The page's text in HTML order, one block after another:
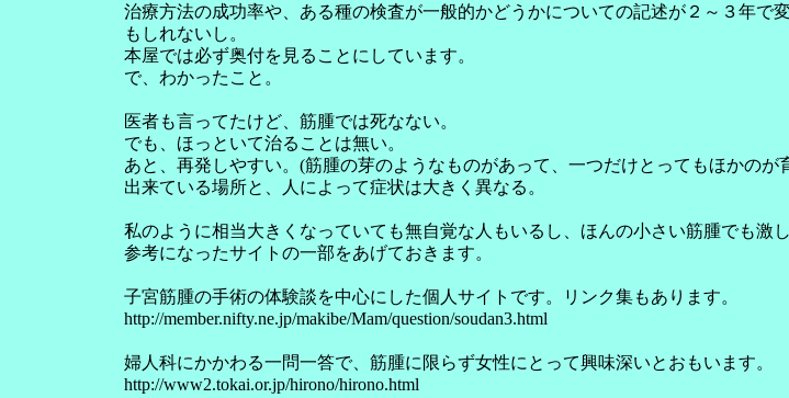
治療方法の成功率や、ある種の検査が一般的かどうかについての記述が２～３年
もしれないし。
本屋では必ず奥付を見ることにしています。
で、わかったこと。
医者も言ってたけど、筋腫では死なない。
でも、ほっといて治ることは無い。
あと、再発しやすい。(筋腫の芽のようなものがあって、一つだけとってもほかのが
出来ている場所と、人によって症状は大きく異なる。
私のように相当大きくなっていても無自覚な人もいるし、ほんの小さい筋腫でも激
参考になったサイトの一部をあげておきます。
子宮筋腫の手術の体験談を中心にした個人サイトです。リンク集もあります。
http://member.nifty.ne.jp/makibe/Mam/question/soudan3.html
婦人科にかかわる一問一答で、筋腫に限らず女性にとって興味深いとおもいます。
http://www2.tokai.or.jp/hirono/hirono.html